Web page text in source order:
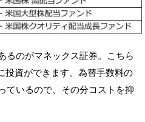
るのがマネックス証券。こちら
投資ができます。為替手数料の
ているので、その分コストを抑